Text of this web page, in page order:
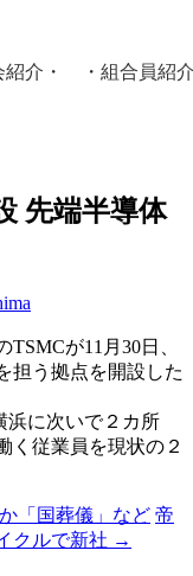
紹介 ・ ・ 組合員紹
生労働省 認可
先端半導体
が11月30日、
担う拠点を開設した
浜に次いで２カ所
く従業員を現状の２
「国葬儀」など 帝
クルで新社 →